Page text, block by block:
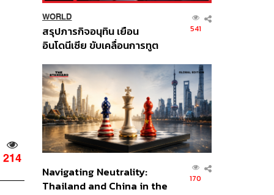
214
WORLD
สรุปภารกิจอนุทิน เยือน
อินโดนีเซีย ขับเคลื่อนการทูต
ส่วนยุทธศาสตร์ไทย –
อินโดนีเซีย
541
Navigating Neutrality:
Thailand and China in the
170